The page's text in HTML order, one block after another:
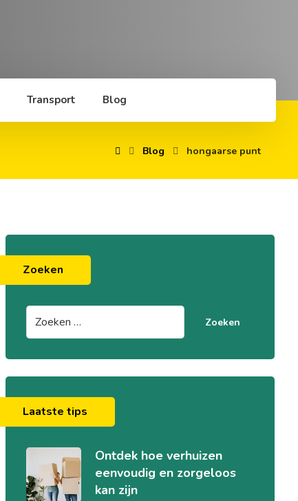
Transport Blog
Blog hongaarse punt
Zoeken
Zoeken
Laatste tips
Ontdek hoe verhuizen
eenvoudig en zorgeloos
kan zijn